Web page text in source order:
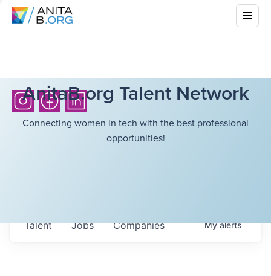
AnitaB.org Talent Network
Connecting women in tech with the best professional
opportunities!
Jobs Companies
Talent Myalerts